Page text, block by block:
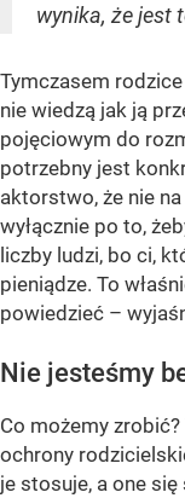
wynika, że jest
Tymczasem
nie wiedzą jak ją
pojęciowym do
potrzebny jest
aktorstwo, że nie
wyłącznie po to,
liczby ludzi, bo ci,
pieniądze. To
powiedzieć –
Nie jesteśmy
Co możemy
ochrony
je stosuje, a one